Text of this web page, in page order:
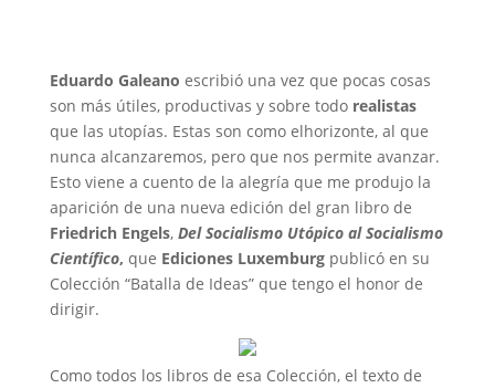
Eduardo Galeano escribió una vez que pocas cosas
son más útiles, productivas y sobre todo realistas
que las utopías. Estas son como elhorizonte, al que
nunca alcanzaremos, pero que nos permite avanzar.
Esto viene a cuento de la alegría que me produjo la
aparición de una nueva edición del gran libro de
Friedrich Engels, Del Socialismo Utópico al Socialismo
Científico, que Ediciones Luxemburgpublicó en su
Colección “Batalla de Ideas” que tengo el honor de
dirigir.
Como todos los libros de esa Colección, el texto de